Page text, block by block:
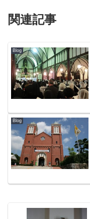
関連記事
Blog
Blog